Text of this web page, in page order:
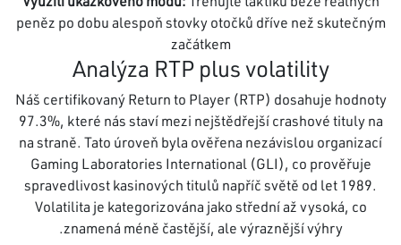
peněz po dobu alespoň stovky otočků dříve než skutečným
začátkem
Analýza RTP plus volatility
Náš certifikovaný Return to Player (RTP) dosahuje hodnoty
97.3%, které nás staví mezi nejštědřejší crashové tituly na
na straně. Tato úroveň byla ověřena nezávislou organizací
Gaming Laboratories International (GLI), co prověřuje
spravedlivost kasinových titulů napříč světě od let 1989.
Volatilita je kategorizována jako střední až vysoká, co
znamená méně častější, ale výraznější výhry.